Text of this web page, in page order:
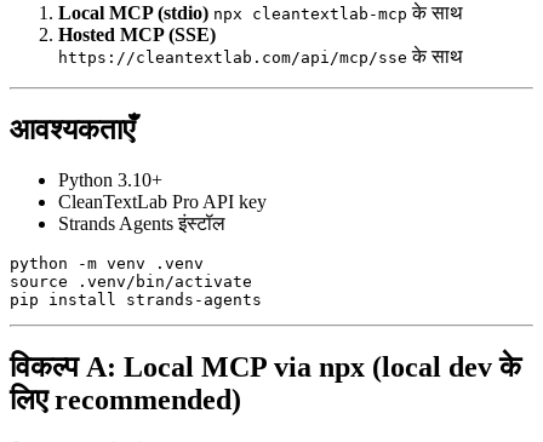
Local MCP (stdio) npx cleantextlab-mcp के साथ
Hosted MCP (SSE)
https://cleantextlab.com/api/mcp/sse के साथ
आवश्यकताएँ
Python 3.10+
CleanTextLab Pro API key
Strands Agents इंस्टॉल
source .venv/bin/activate
विकल्प A: Local MCP via npx (local dev के
लिए recommended)